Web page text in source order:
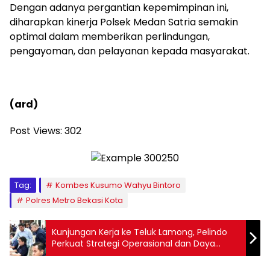
Dengan adanya pergantian kepemimpinan ini,
diharapkan kinerja Polsek Medan Satria semakin
optimal dalam memberikan perlindungan,
pengayoman, dan pelayanan kepada masyarakat.
(ard)
Post Views: 302
Tag:
Kombes Kusumo Wahyu Bintoro
Polres Metro Bekasi Kota
Kunjungan Kerja ke Teluk Lamong, Pelindo
Perkuat Strategi Operasional dan Daya
Saing Terminal